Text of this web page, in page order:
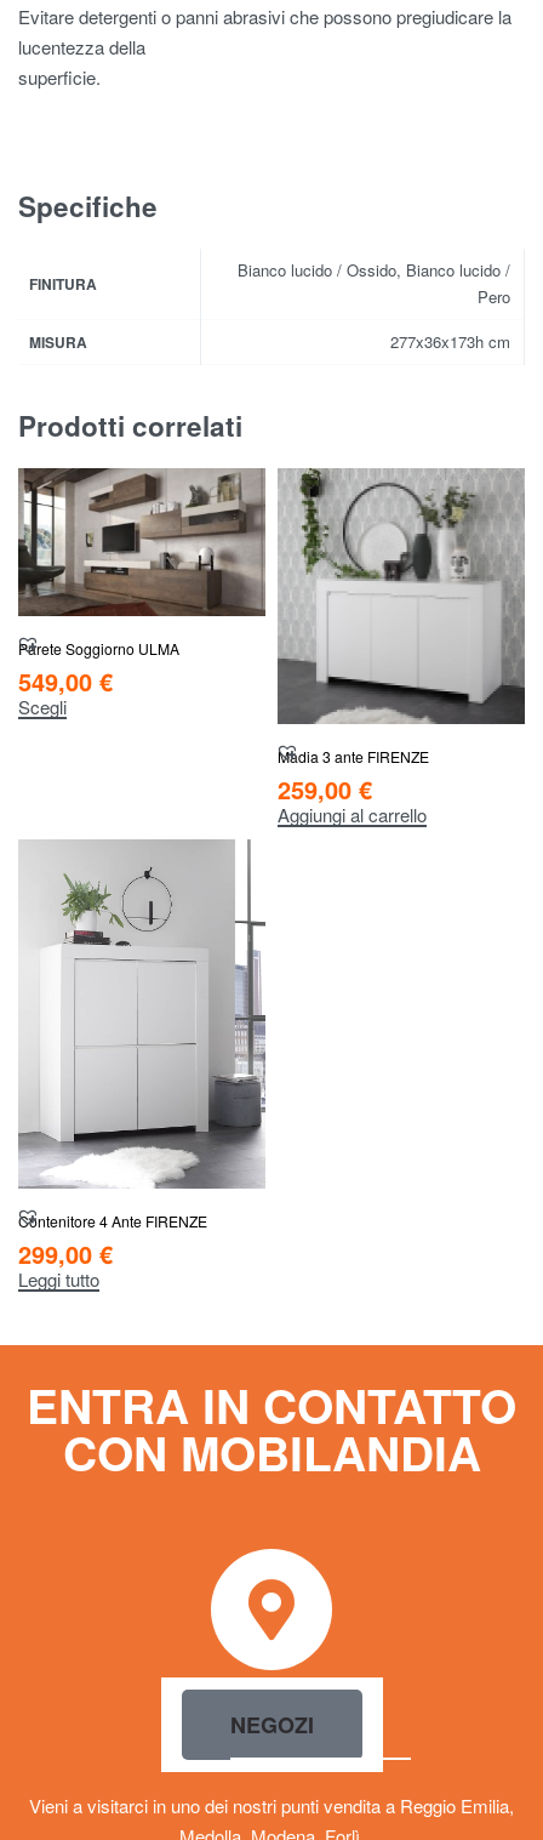
Evitare detergenti o panni abrasivi che possono pregiudicare la
lucentezza della
superficie.
Specifiche
FINITURA
Bianco lucido / Ossido, Bianco lucido /
Pero
MISURA 277x36x173h cm
Prodotti correlati
Parete Soggiorno ULMA
549,00 €
Scegli
Madia 3 ante FIRENZE
259,00 €
Aggiungi al carrello
Contenitore 4 Ante FIRENZE
299,00 €
Leggi tutto
ENTRA IN CONTATTO
CON MOBILANDIA
NEGOZI
Vieni a visitarci in uno dei nostri punti vendita a Reggio Emilia,